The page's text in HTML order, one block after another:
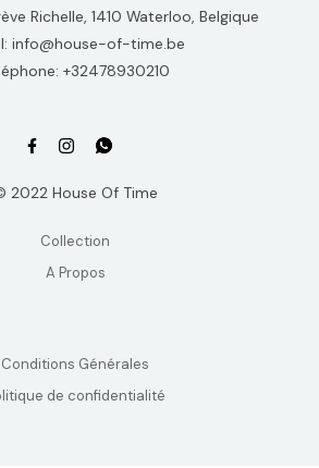
Richelle, 1410 Waterloo, Belgique
info@house-of-time.be
+32478930210
2022 House Of Time
Collection
A Propos
Conditions Générales
de confidentialité